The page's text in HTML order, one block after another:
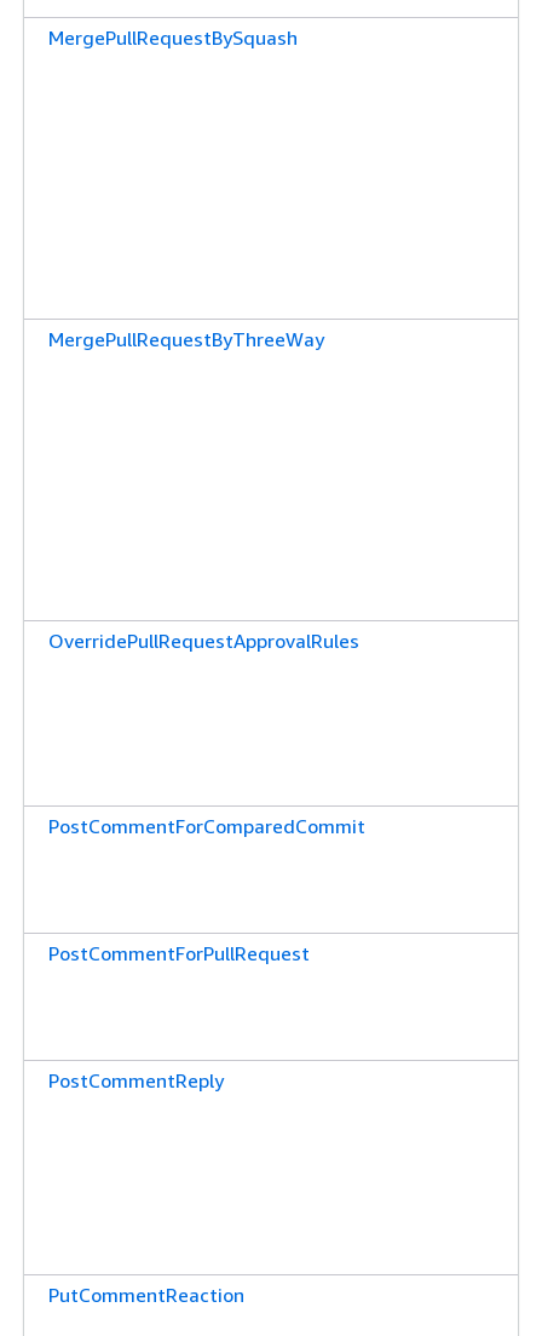
MergePullRequestBySquash
MergePullRequestByThreeWay
OverridePullRequestApprovalRules
PostCommentForComparedCommit
PostCommentForPullRequest
PostCommentReply
PutCommentReaction